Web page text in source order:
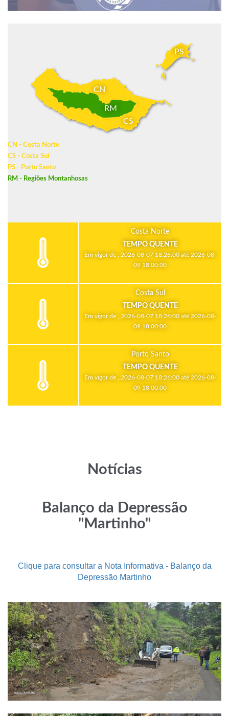
CN
CS
PS
RM
CN - Costa Norte
CS - Costa Sul
PS - Porto Santo
RM - Regiões Montanhosas
Costa Norte
TEMPO QUENTE
Em vigor de , 2026-08-07 18:26:00 até 2026-08-
09 18:00:00
Costa Sul
TEMPO QUENTE
Em vigor de , 2026-08-07 18:26:00 até 2026-08-
09 18:00:00
Porto Santo
TEMPO QUENTE
Em vigor de , 2026-08-07 18:26:00 até 2026-08-
09 18:00:00
Notícias
Balanço da Depressão
"Martinho"
Clique para consultar a Nota Informativa - Balanço da
Depressão Martinho